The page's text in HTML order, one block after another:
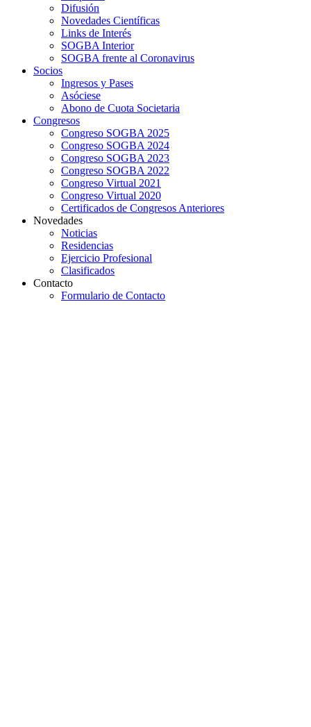
Difusión
Novedades Científicas
Links de Interés
SOGBA Interior
SOGBA frente al Coronavirus
Socios
Ingresos y Pases
Asóciese
Abono de Cuota Societaria
Congresos
Congreso SOGBA 2025
Congreso SOGBA 2024
Congreso SOGBA 2023
Congreso SOGBA 2022
Congreso Virtual 2021
Congreso Virtual 2020
Certificados de Congresos Anteriores
Novedades
Noticias
Residencias
Ejercicio Profesional
Clasificados
Contacto
Formulario de Contacto